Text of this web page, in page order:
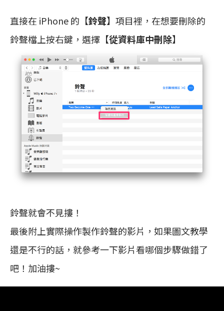
直接在 iPhone 的【鈴聲】項目裡，在想要刪除的
鈴聲檔上按右鍵，選擇【從資料庫中刪除】
鈴聲就會不見摟！
最後附上實際操作製作鈴聲的影片，如果圖文教學
還是不行的話，就參考一下影片看哪個步驟做錯了
吧！加油摟~